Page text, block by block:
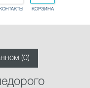
КОНТАКТЫ КОРЗИНА
(0)